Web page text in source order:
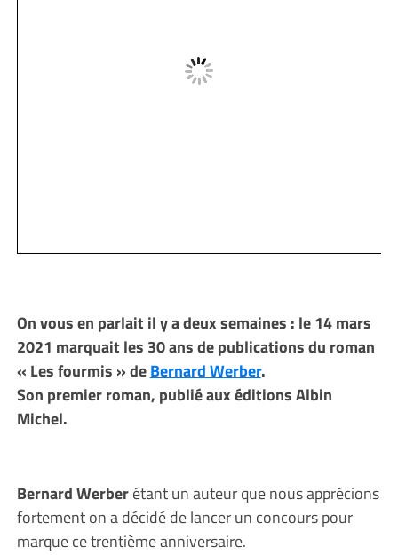
On vous en parlait il y a deux semaines : le 14 mars
2021 marquait les 30 ans de publications du roman
« Les fourmis » deBernard Werber.
Son premier roman, publié aux éditions Albin
Michel.
Bernard Werberétant un auteur que nous apprécions
fortement on a décidé de lancer un concours pour
marque ce trentième anniversaire.